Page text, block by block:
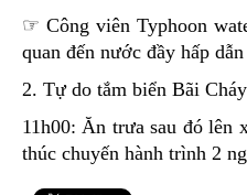
☞ Công viên Typhoon
quan đến nước đầy hấp dẫn
2. Tự do tắm biển Bãi Cháy
11h00: Ăn trưa sau đó lên
thúc chuyến hành trình 2